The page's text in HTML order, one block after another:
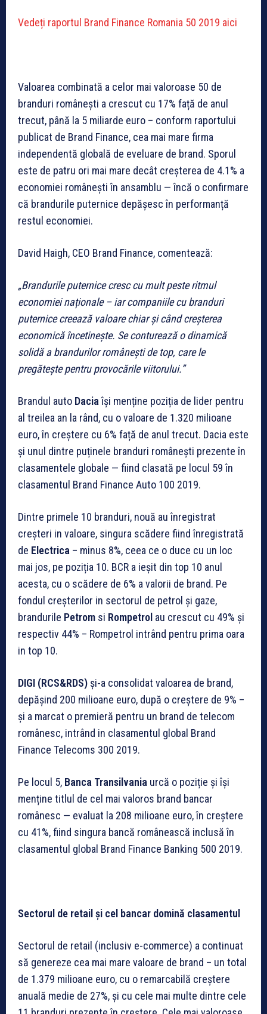
Vedeți raportul Brand Finance Romania 50 2019 aici
Valoarea combinată a celor mai valoroase 50 de
branduri românești a crescut cu 17% față de anul
trecut, până la 5 miliarde euro – conform raportului
publicat de Brand Finance, cea mai mare firma
independentă globală de eveluare de brand. Sporul
este de patru ori mai mare decât creșterea de 4.1% a
economiei românești în ansamblu — încă o confirmare
că brandurile puternice depășesc în performanță
restul economiei.
David Haigh, CEO Brand Finance, comentează:
„Brandurile puternice cresc cu mult peste ritmul
economiei naționale – iar companiile cu branduri
puternice creează valoare chiar și când creșterea
economică încetinește. Se conturează o dinamică
solidă a brandurilor românești de top, care le
pregătește pentru provocările viitorului.”
Brandul auto Daciaîși menține poziția de lider pentru
al treilea an la rând, cu o valoare de 1.320 milioane
euro, în creștere cu 6% față de anul trecut. Dacia este
și unul dintre puținele branduri românești prezente în
clasamentele globale — fiind clasată pe locul 59 în
clasamentul Brand Finance Auto 100 2019.
Dintre primele 10 branduri, nouă au înregistrat
creșteri in valoare, singura scădere fiind înregistrată
de Electrica – minus 8%, ceea ce o duce cu un loc
mai jos, pe poziția 10. BCR a ieșit din top 10 anul
acesta, cu o scădere de 6% a valorii de brand. Pe
fondul creșterilor in sectorul de petrol și gaze,
brandurile Petrom si Rompetrol au crescut cu 49% și
respectiv 44% – Rompetrol intrând pentru prima oara
in top 10.
DIGI (RCS&RDS) și-a consolidat valoarea de brand,
depășind 200 milioane euro, după o creștere de 9% –
și a marcat o premieră pentru un brand de telecom
românesc, intrând in clasamentul global Brand
Finance Telecoms 300 2019.
Pe locul 5, Banca Transilvania urcă o poziție și își
menține titlul de cel mai valoros brand bancar
românesc — evaluat la 208 milioane euro, în creștere
cu 41%, fiind singura bancă românească inclusă în
clasamentul global Brand Finance Banking 500 2019.
Sectorul de retail și cel bancar domină clasamentul
Sectorul de retail (inclusiv e-commerce) a continuat
să genereze cea mai mare valoare de brand – un total
de 1.379 milioane euro, cu o remarcabilă creștere
anuală medie de 27%, și cu cele mai multe dintre cele